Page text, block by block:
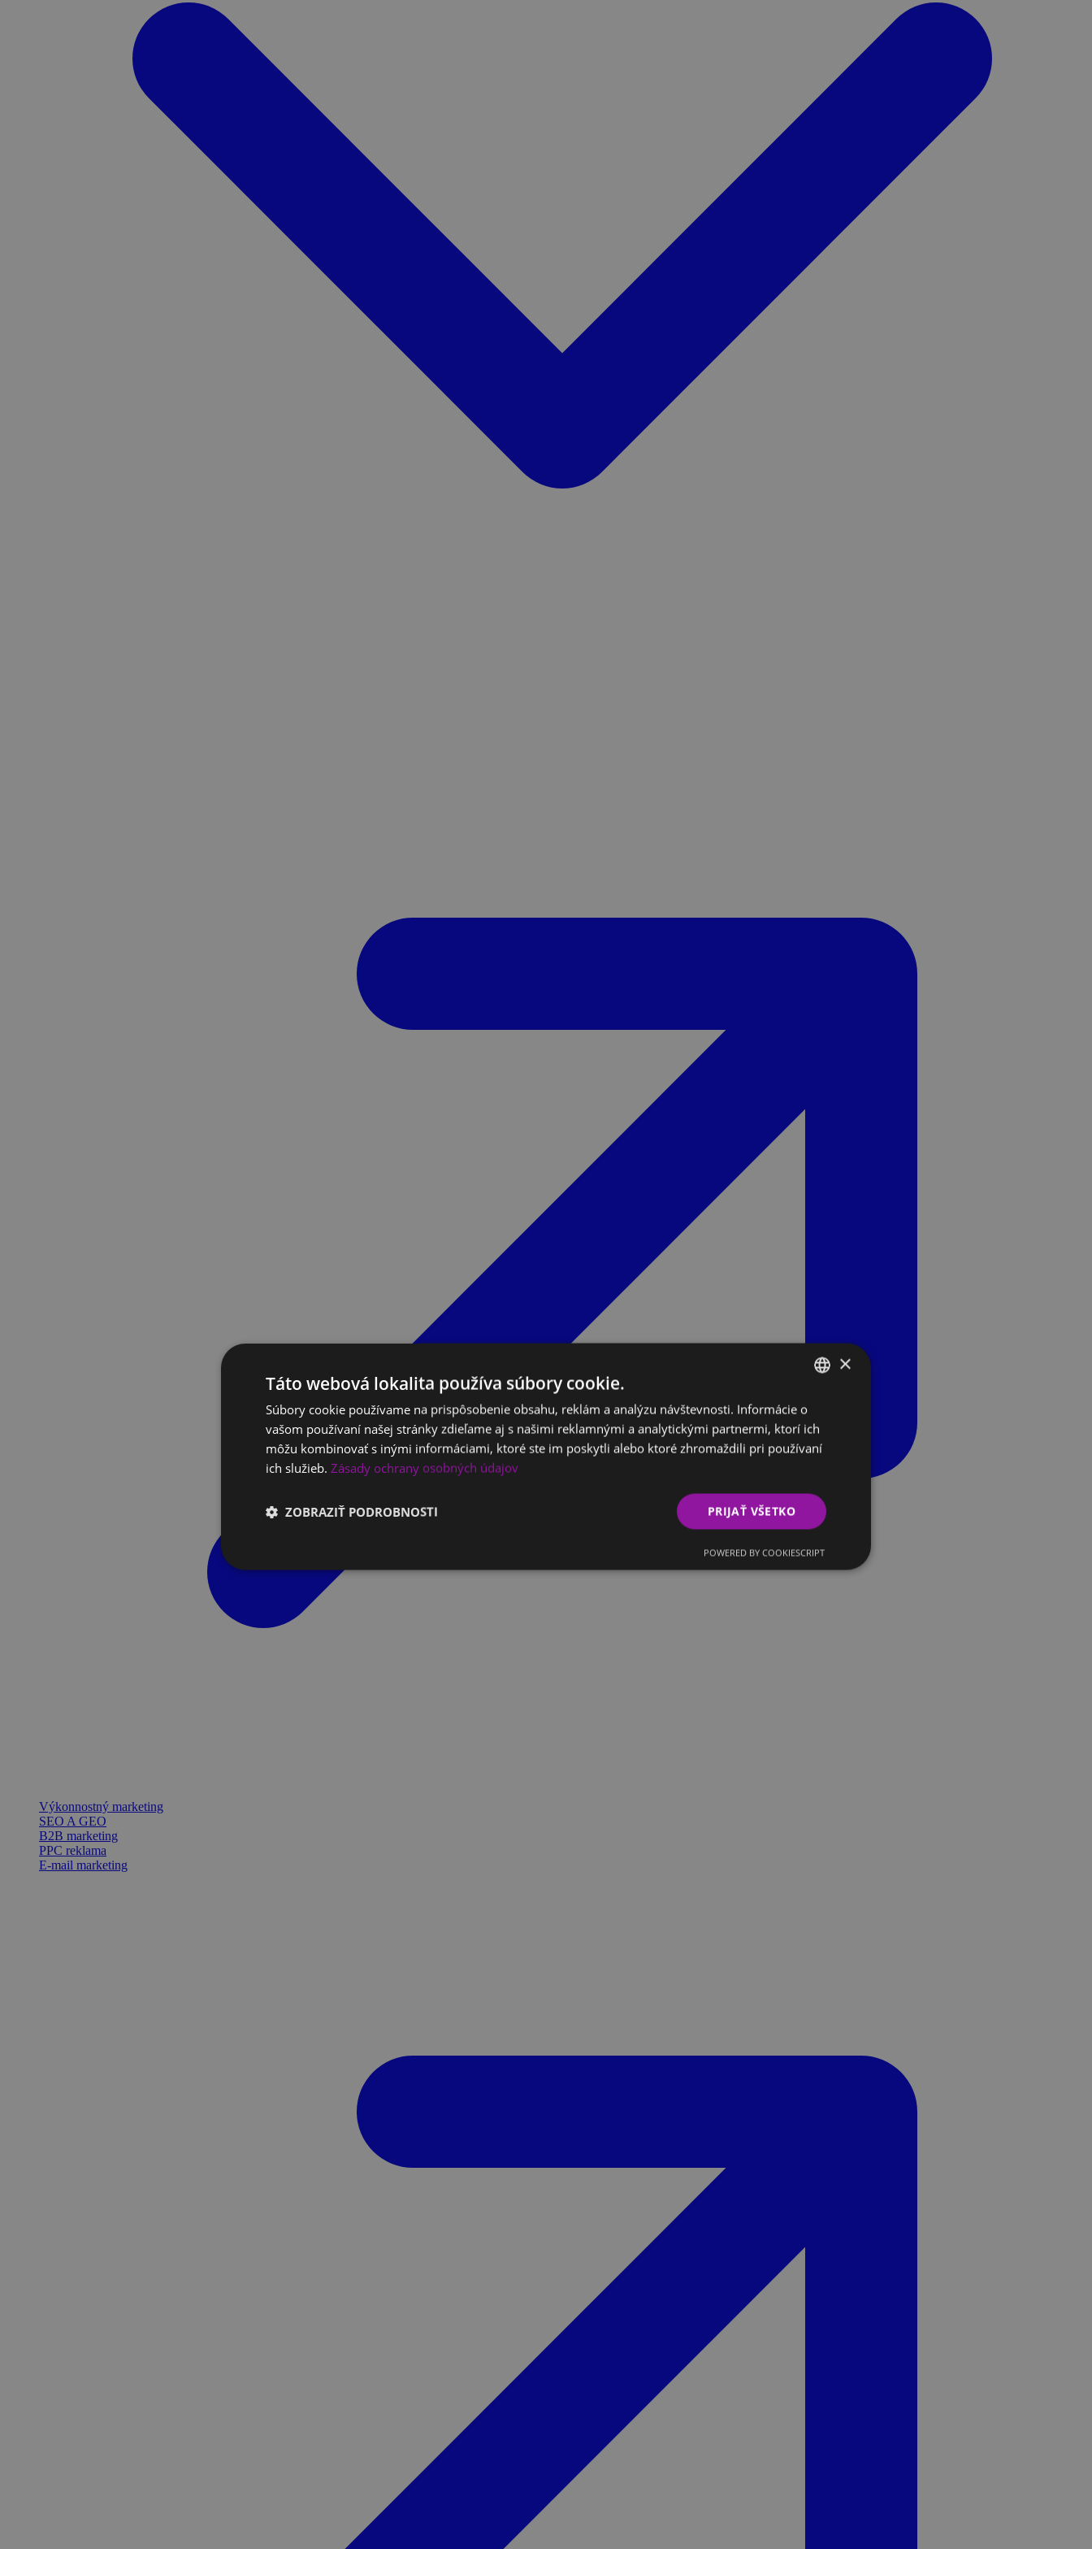
Výkonnostný marketing
SEO A GEO
B2B marketing
PPC reklama
E-mail marketing
SLOVAK
ENGLISH
×
Táto webová lokalita používa súbory cookie.
Súbory cookie používame na prispôsobenie obsahu, reklám a analýzu návštevnosti. Informácie o
vašom používaní našej stránky zdieľame aj s našimi reklamnými a analytickými partnermi, ktorí ich
môžu kombinovať s inými informáciami, ktoré ste im poskytli alebo ktoré zhromaždili pri používaní
ich služieb. Zásady ochrany osobných údajov
PRIJAŤ VŠETKO
ZOBRAZIŤ PODROBNOSTI
POWERED BY COOKIESCRIPT